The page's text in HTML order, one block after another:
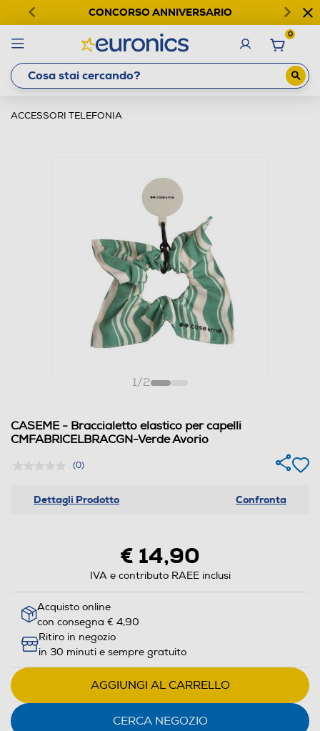
CONCORSO ANNIVERSARIO
0
ACCESSORI TELEFONIA
1/2
CASEME - Braccialetto elastico per capelli
CMFABRICELBRACGN-Verde Avorio
(0)
Dettagli Prodotto Confronta
€ 14,90
IVA e contributo RAEE inclusi
Acquisto online
con consegna € 4,90
Ritiro in negozio
in 30 minuti e sempre gratuito
AGGIUNGI AL CARRELLO
CERCA NEGOZIO